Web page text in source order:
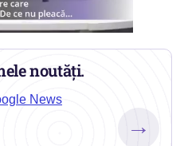
noutăți.
News
→